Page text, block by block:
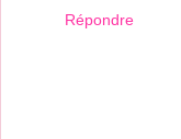
Répondre